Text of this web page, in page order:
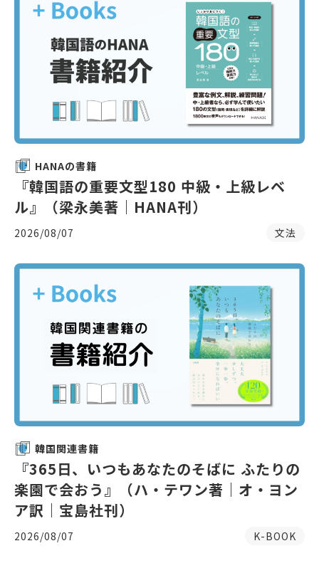
HANAの書籍
『韓国語の重要文型180 中級・上級レベ
ル』（梁永美著｜HANA刊）
2026/08/07 文法
韓国関連書籍
『365日、いつもあなたのそばに ふたりの
楽園で会おう』（ハ・テワン著｜オ・ヨン
ア訳｜宝島社刊）
2026/08/07 K-BOOK